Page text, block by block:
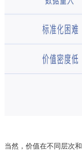
当然，价值在不同层次